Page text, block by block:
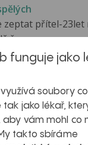
zeptat přítel-23let
se...
- 4 roky
za tři
Již...
dcera 4 roky
letou dceru (právě
funguje jako
soubory
jako lékař,
vám mohl co
takto sbíráme